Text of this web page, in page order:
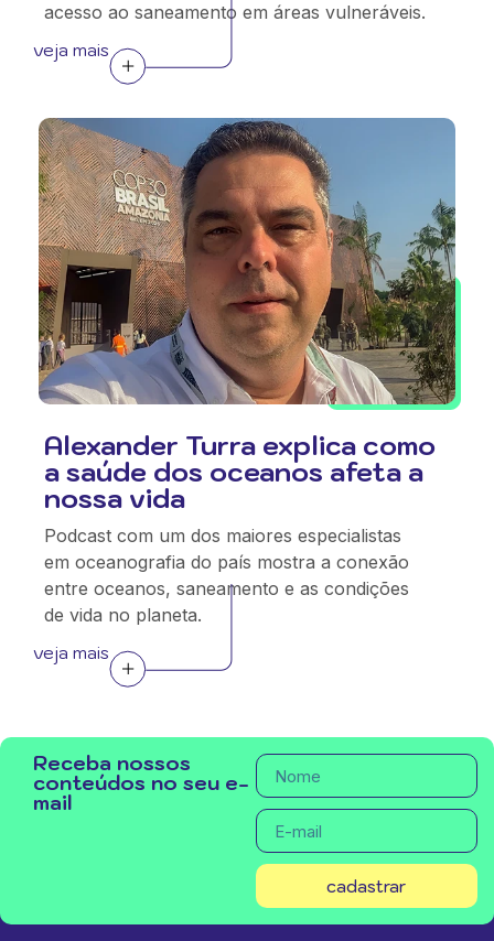
acesso ao saneamento em áreas vulneráveis.
veja mais
Alexander Turra explica como
a saúde dos oceanos afeta a
nossa vida
Podcast com um dos maiores especialistas
em oceanografia do país mostra a conexão
entre oceanos, saneamento e as condições
de vida no planeta.
veja mais
Receba nossos
conteúdos no seu e-
mail
cadastrar